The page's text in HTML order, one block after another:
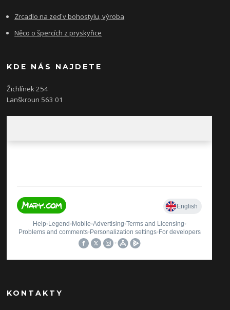
Zrcadlo na zeď v bohostylu, výroba
Něco o špercích z pryskyřice
KDE NÁS NAJDETE
Žichlínek 254
Lanškroun 563 01
KONTAKTY